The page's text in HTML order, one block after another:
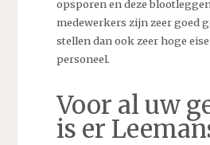
opsporen en deze
medewerkers zijn zeer goed
stellen dan ook zeer hoge
personeel.
Voor al uw
is er